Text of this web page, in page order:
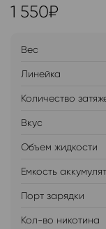
1 550₽
Вес
Линейка
Количество
Вкус
Объем жидкости
Емкость
Порт зарядки
Кол-во никотина